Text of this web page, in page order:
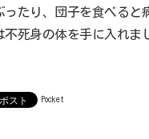
お問い合わせ
ったり、団子を食べると
死身の体を手に入れま
Pocket